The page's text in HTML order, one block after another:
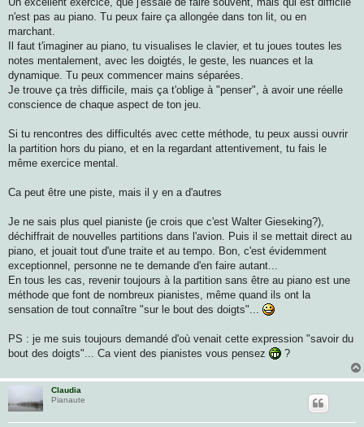
n'est pas au piano. Tu peux faire ça allongée dans ton lit, ou en
marchant.
Il faut t'imaginer au piano, tu visualises le clavier, et tu joues toutes les
notes mentalement, avec les doigtés, le geste, les nuances et la
dynamique. Tu peux commencer mains séparées.
Je trouve ça très difficile, mais ça t'oblige à "penser", à avoir une réelle
conscience de chaque aspect de ton jeu.
Si tu rencontres des difficultés avec cette méthode, tu peux aussi ouvrir
la partition hors du piano, et en la regardant attentivement, tu fais le
même exercice mental.
Ca peut être une piste, mais il y en a d'autres
Je ne sais plus quel pianiste (je crois que c'est Walter Gieseking?),
déchiffrait de nouvelles partitions dans l'avion. Puis il se mettait direct au
piano, et jouait tout d'une traite et au tempo. Bon, c'est évidemment
exceptionnel, personne ne te demande d'en faire autant...
En tous les cas, revenir toujours à la partition sans être au piano est une
méthode que font de nombreux pianistes, même quand ils ont la
sensation de tout connaître "sur le bout des doigts"...
PS : je me suis toujours demandé d'où venait cette expression "savoir du
bout des doigts"... Ca vient des pianistes vous pensez
?
Claudia
Pianaute